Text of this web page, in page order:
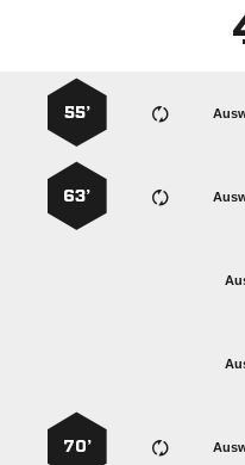
55’
63’
70’